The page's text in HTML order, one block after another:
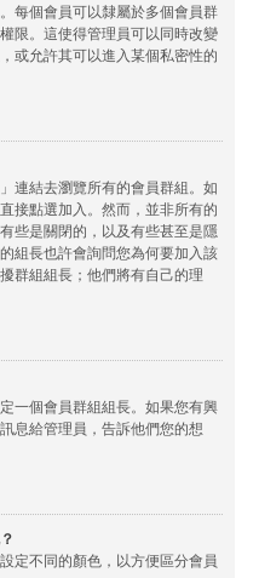
每個會員可以隸屬於多個會員群
限。這使得管理員可以同時改變
或允許其可以進入某個私密性的
連結去瀏覽所有的會員群組。如
接點選加入。然而，並非所有的
些是關閉的，以及有些甚至是隱
組長也許會詢問您為何要加入該
群組組長；他們將有自己的理
一個會員群組組長。如果您有興
息給管理員，告訴他們您的想
定不同的顏色，以方便區分會員